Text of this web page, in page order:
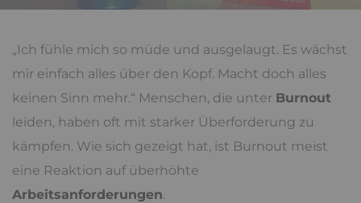
„Ich fühle mich so müde und ausgelaugt. Es wächst
mir einfach alles über den Kopf. Macht doch alles
keinen Sinn mehr.“ Menschen, die unter Burnout
leiden, haben oft mit starker Überforderung zu
kämpfen. Wie sich gezeigt hat, ist Burnout meist
eine Reaktion auf überhöhte
Arbeitsanforderungen.